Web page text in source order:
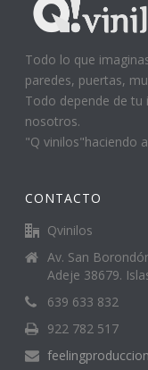
Todo lo que
paredes, puertas,
Todo depende de
nosotros.
"Q vinilos"haciendo
CONTACTO
Qvinilos
Av. San
Adeje 38679.
639 633 832
922 782 517